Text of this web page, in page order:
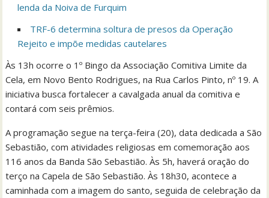
lenda da Noiva de Furquim
TRF-6 determina soltura de presos da Operação
Rejeito e impõe medidas cautelares
Às 13h ocorre o 1º Bingo da Associação Comitiva Limite da
Cela, em Novo Bento Rodrigues, na Rua Carlos Pinto, nº 19. A
iniciativa busca fortalecer a cavalgada anual da comitiva e
contará com seis prêmios.
A programação segue na terça-feira (20), data dedicada a São
Sebastião, com atividades religiosas em comemoração aos
116 anos da Banda São Sebastião. Às 5h, haverá oração do
terço na Capela de São Sebastião. Às 18h30, acontece a
caminhada com a imagem do santo, seguida de celebração da